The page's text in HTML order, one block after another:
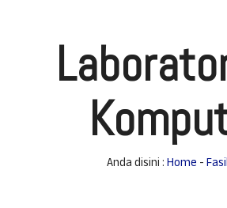
Anda disini :Home -